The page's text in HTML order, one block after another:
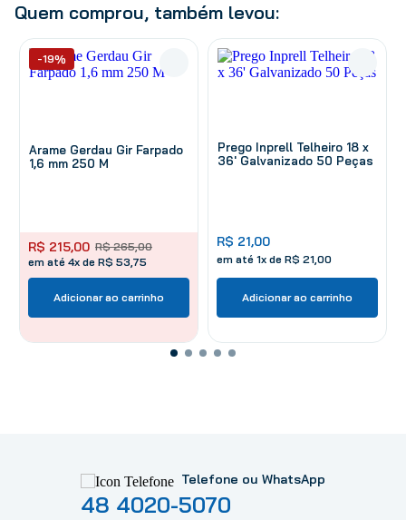
Quem comprou, também levou:
Arame Gerdau Gir Farpado
1,6 mm 250 M
R$ 265,00
R$ 215,00
em até 4x de R$ 53,75
-19%
Adicionar ao carrinho
Prego Inprell Telheiro 18 x
36' Galvanizado 50 Peças
R$ 21,00
em até 1x de R$ 21,00
Adicionar ao carrinho
Telefone ou WhatsApp
48 4020-5070